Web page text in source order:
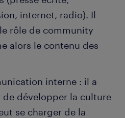
internet, radio). Il
rôle de community
alors le contenu des
interne : il a
de développer la culture
se charger de la